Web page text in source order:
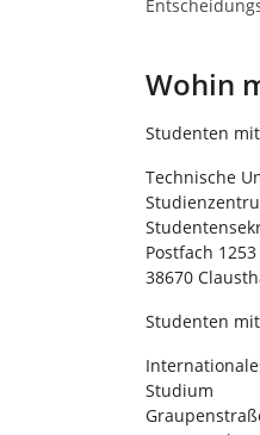
Wohin
Studenten
Technische
Postfach 1253
38670
Studenten
Studium